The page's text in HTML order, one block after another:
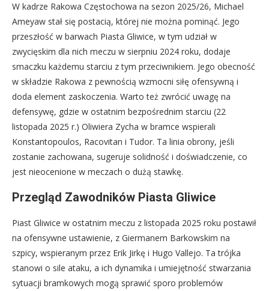
W kadrze Rakowa Częstochowa na sezon 2025/26, Michael
Ameyaw stał się postacią, której nie można pominąć. Jego
przeszłość w barwach Piasta Gliwice, w tym udział w
zwycięskim dla nich meczu w sierpniu 2024 roku, dodaje
smaczku każdemu starciu z tym przeciwnikiem. Jego obecność
w składzie Rakowa z pewnością wzmocni siłę ofensywną i
doda element zaskoczenia. Warto też zwrócić uwagę na
defensywę, gdzie w ostatnim bezpośrednim starciu (22
listopada 2025 r.) Oliwiera Zycha w bramce wspierali
Konstantopoulos, Racovitan i Tudor. Ta linia obrony, jeśli
zostanie zachowana, sugeruje solidność i doświadczenie, co
jest nieocenione w meczach o dużą stawkę.
Przegląd Zawodników Piasta Gliwice
Piast Gliwice w ostatnim meczu z listopada 2025 roku postawił
na ofensywne ustawienie, z Giermanem Barkowskim na
szpicy, wspieranym przez Erik Jirkę i Hugo Vallejo. Ta trójka
stanowi o sile ataku, a ich dynamika i umiejętność stwarzania
sytuacji bramkowych mogą sprawić sporo problemów